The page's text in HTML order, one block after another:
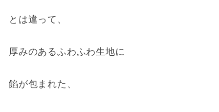
とは違って、
厚みのあるふわふわ生地に
餡が包まれた、